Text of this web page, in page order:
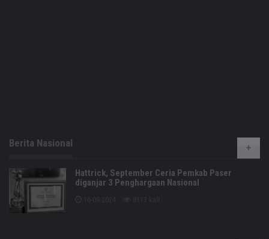
Berita Nasional
Hattrick, September Ceria Pemkab Paser
diganjar 3 Penghargaan Nasional